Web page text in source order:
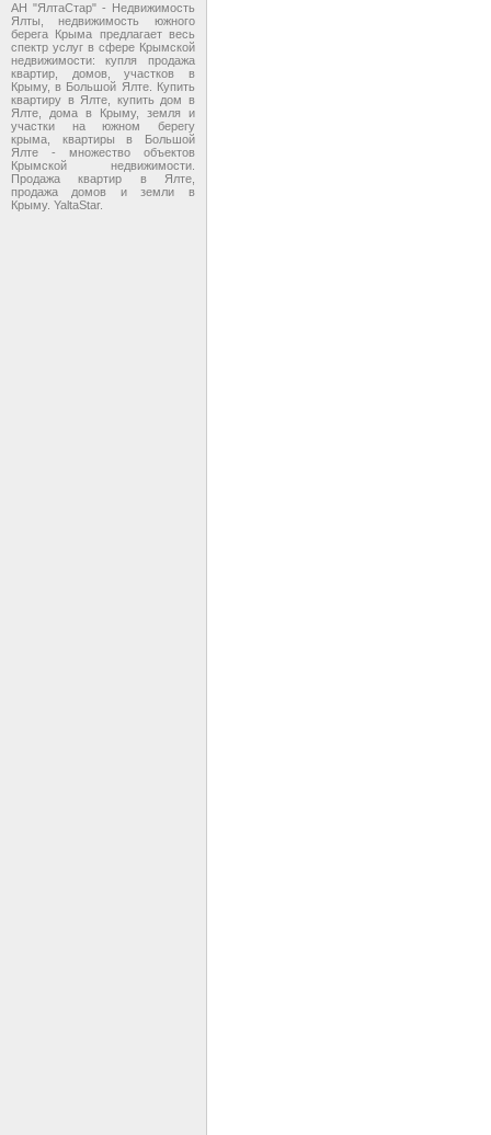
АН "ЯлтаСтар" - Недвижимость
Ялты, недвижимость южного
берега Крыма предлагает весь
спектр услуг в сфере Крымской
недвижимости: купля продажа
квартир, домов, участков в
Крыму, в Большой Ялте. Купить
квартиру в Ялте, купить дом в
Ялте, дома в Крыму, земля и
участки на южном берегу
крыма, квартиры в Большой
Ялте - множество объектов
Крымской недвижимости.
Продажа квартир в Ялте,
продажа домов и земли в
Крыму. YaltaStar.